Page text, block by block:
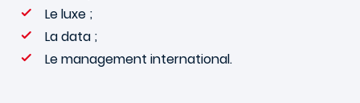
Le luxe ;
La data ;
Le management international.